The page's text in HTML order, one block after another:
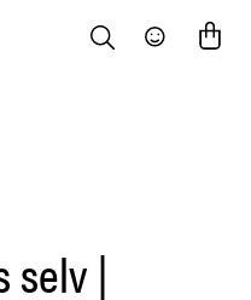
Search Community
selv |